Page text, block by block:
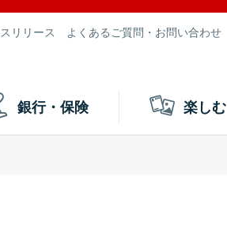
リリース よくあるご質問・お問い合わせ
銀行・保険 楽しむ